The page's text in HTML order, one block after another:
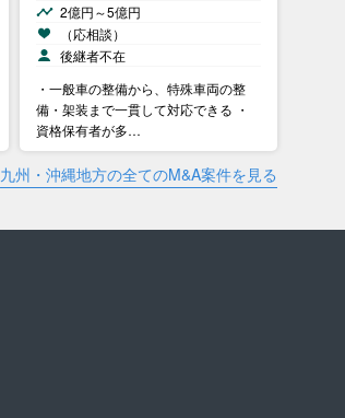
2億円～5億円
（応相談）
後継者不在
・一般車の整備から、特殊車両の整
備・架装まで一貫して対応できる ・
資格保有者が多…
九州・沖縄地方の全てのM&A案件を見る